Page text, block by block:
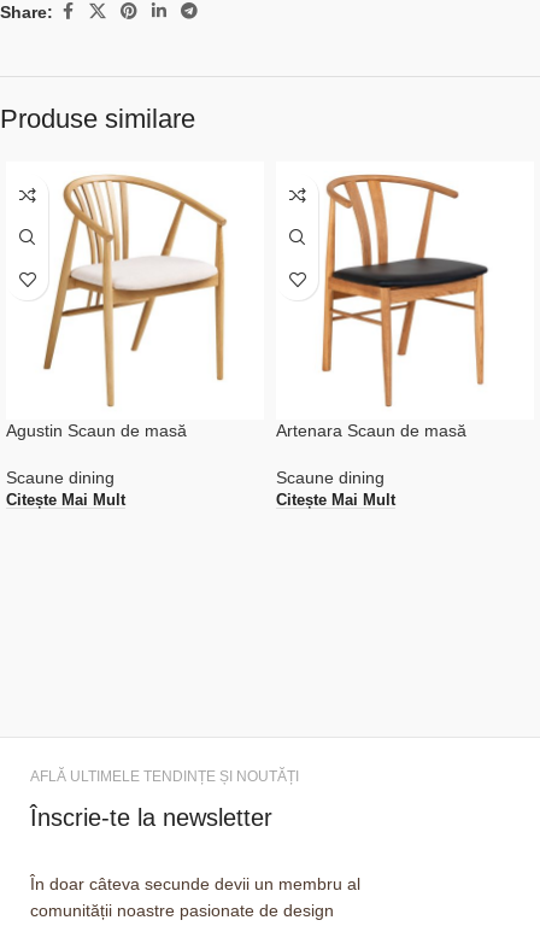
Share:
Produse similare
Agustin Scaun de masă
Scaune dining
Citește Mai Mult
Artenara Scaun de masă
Scaune dining
Citește Mai Mult
AFLĂ ULTIMELE TENDINȚE ȘI NOUTĂȚI
Înscrie-te la newsletter
În doar câteva secunde devii un membru al
comunității noastre pasionate de design